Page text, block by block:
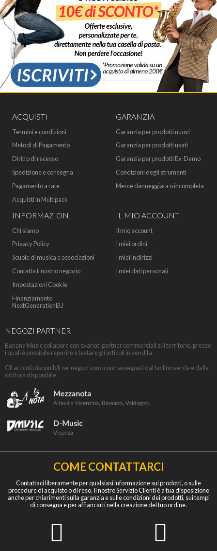
ACQUISTI
Termini e condizioni
Metodi di Pagamento
Diritto di recesso
Spedizione e consegna
Pagamento a rate
Acquisti in Multipack
GARANZIA
Garanzia per prodotti nuovi
Garanzia per prodotti usati
Garanzia per prodotti Ex-Demo
Condizioni degli strumenti
Merce danneggiata o incompleta
INFORMAZIONI
Chi siamo
Privacy Policy
Scuole di musica e associazioni
Contatta il nostro negozio
Impostazioni Cookie
Finanziamento
NextGenerationEU
IL MIO ACCOUNT
Il mio account
I miei ordini
I miei indirizzi
I miei dati personali
NEGOZI PARTNER
Banana Music collabora con svariati partner commerciali sul territorio, presso
i quali è possibile reperire e testare gli articoli in vendita.
Gli articoli disponibili nei negozi sono contrassegnati dal bollino verde e dalla
dicitura disponibile.
COME CONTATTARCI
Contattaci liberamente per qualsiasi informazione sui prodotti, o sulle
procedure di acquisto o di reso. Il nostro Servizio Clienti è a tua disposizione
anche per chiarimenti sulla garanzia e sulle condizioni dei prodotti, sui tempi
di consegna e per affiancarti nella creazione del tuo ordine.